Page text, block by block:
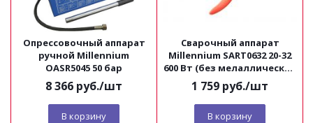
Опрессовочный аппарат
ручной Millennium
OASR5045 50 бар
8 366 руб./шт
В корзину
Сварочный аппарат
Millennium SART0632 20-32
600 Вт (без мелаллической
коробки)
1 759 руб./шт
В корзину